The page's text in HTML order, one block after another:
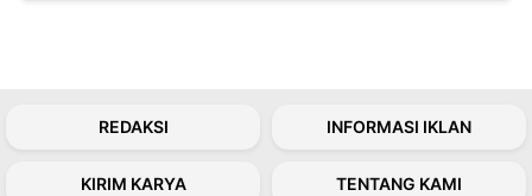
REDAKSI INFORMASI IKLAN
KIRIM KARYA TENTANG KAMI